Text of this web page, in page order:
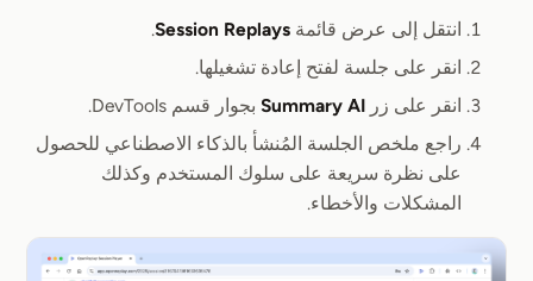
انتقل إلى عرض قائمة Session Replays
.
انقر على جلسة لفتح إعادة تشغيلها.
انقر على زر Summary AI بجوار قسم DevTools.
راجع ملخص الجلسة المُنشأ بالذكاء الاصطناعي للحصول
على نظرة سريعة على سلوك المستخدم وكذلك
المشكلات والأخطاء.